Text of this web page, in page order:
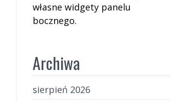
własne widgety panelu
bocznego.
Archiwa
sierpień 2026